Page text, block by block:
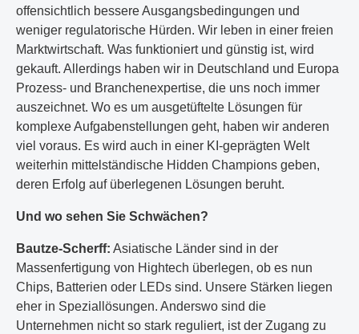
offensichtlich bessere Ausgangsbedingungen und
weniger regulatorische Hürden. Wir leben in einer freien
Marktwirtschaft. Was funktioniert und günstig ist, wird
gekauft. Allerdings haben wir in Deutschland und Europa
Prozess- und Branchenexpertise, die uns noch immer
auszeichnet. Wo es um ausgetüftelte Lösungen für
komplexe Aufgabenstellungen geht, haben wir anderen
viel voraus. Es wird auch in einer KI-geprägten Welt
weiterhin mittelständische Hidden Champions geben,
deren Erfolg auf überlegenen Lösungen beruht.
Und wo sehen Sie Schwächen?
Bautze-Scherff: Asiatische Länder sind in der
Massenfertigung von Hightech überlegen, ob es nun
Chips, Batterien oder LEDs sind. Unsere Stärken liegen
eher in Speziallösungen. Anderswo sind die
Unternehmen nicht so stark reguliert, ist der Zugang zu